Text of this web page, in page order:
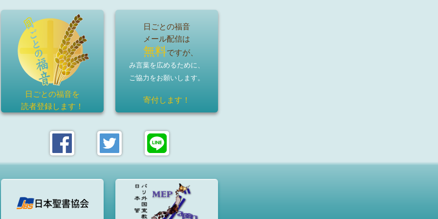
日ごとの福音を
読者登録します！
日ごとの福音
メール配信は
無料ですが、
み言葉を広めるために、
ご協力をお願いします。
寄付します！